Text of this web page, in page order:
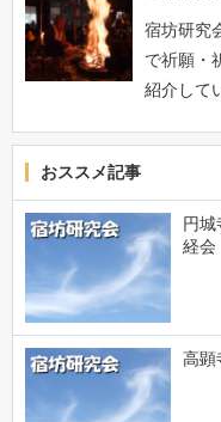
宿坊研究
で祈願・
紹介して
おススメ記事
円城
経会
高顕